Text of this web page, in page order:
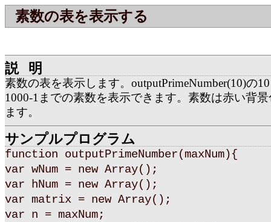
素数の表を表示する
説明
素数の表を表示します。outputPrimeNumber(10)の
1000-1までの素数を表示できます。素数は赤い背
ます。
サンプルプログラム
function outputPrimeNumber(maxNum){
var wNum = new Array();
var hNum = new Array();
var matrix = new Array();
var n = maxNum;